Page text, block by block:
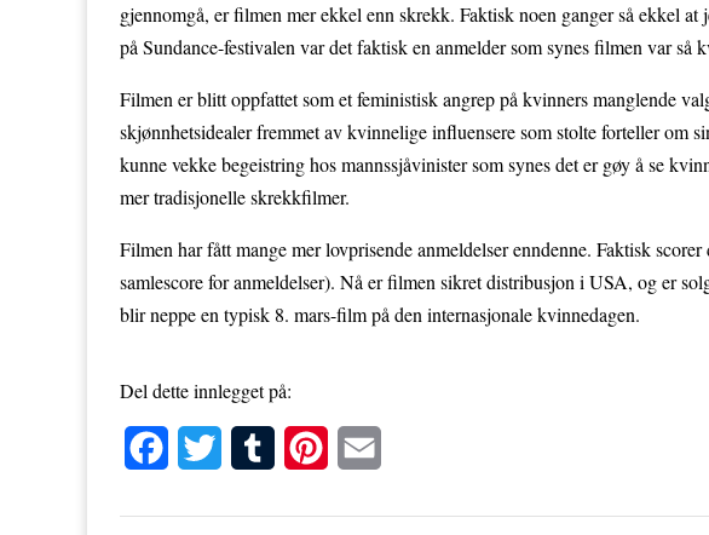
gjennomgå, er filmen mer ekkel enn skrekk. Faktisk noen ganger så ekkel
på Sundance-festivalen var det faktisk en anmelder som synes filmen var så
Filmen er blitt oppfattet som et feministisk angrep på kvinners manglende
skjønnhetsidealer fremmet av kvinnelige influensere som stolte forteller om
kunne vekke begeistring hos mannssjåvinister som synes det er gøy å se
mer tradisjonelle skrekkfilmer.
Filmen har fått mange mer lovprisende anmeldelser enndenne. Faktisk
samlescore for anmeldelser). Nå er filmen sikret distribusjon i USA, og er
blir neppe en typisk 8. mars-film på den internasjonale kvinnedagen.
Del dette innlegget på: